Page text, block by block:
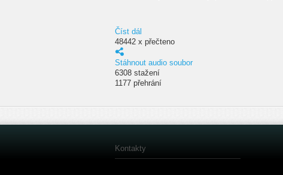
Číst dál
48442 x přečteno
Stáhnout audio soubor
6308 stažení
1177 přehrání
Kontakty